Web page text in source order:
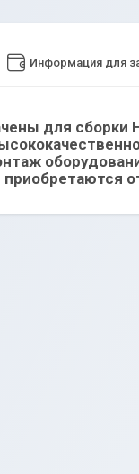
Информация для
для сборки
приобретаются